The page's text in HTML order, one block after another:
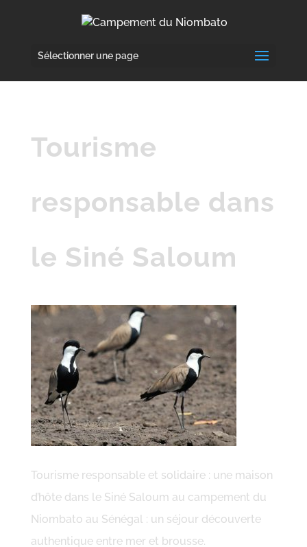
Sélectionner une page
Tourisme
responsable dans
le Siné Saloum
Tourisme responsable et solidaire : une maison
d’hôte dans le Siné Saloum au campement du
Niombato au Sénégal : un séjour découverte
authentique entre mer et brousse.